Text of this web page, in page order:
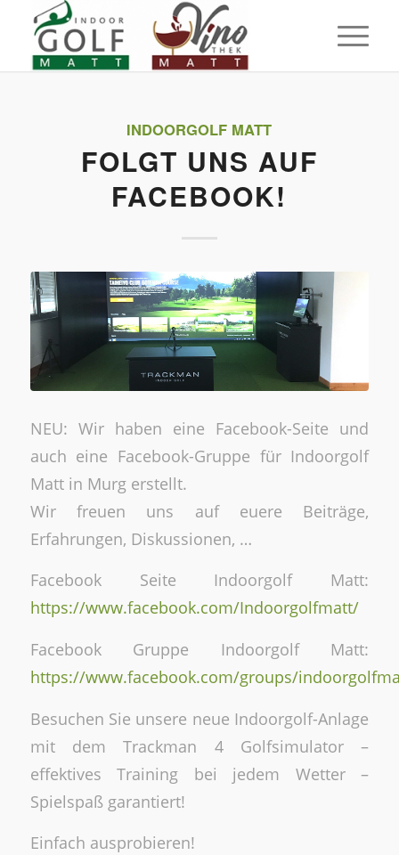
INDOORGOLF MATT
FOLGT UNS AUF
FACEBOOK!
NEU: Wir haben eine Facebook-Seite und
auch eine Facebook-Gruppe für Indoorgolf
Matt in Murg erstellt.
Wir freuen uns auf euere Beiträge,
Erfahrungen, Diskussionen, …
Facebook Seite Indoorgolf Matt:
https://www.facebook.com/Indoorgolfmatt/
Facebook Gruppe Indoorgolf Matt:
https://www.facebook.com/groups/
Besuchen Sie unsere neue Indoorgolf-Anlage
mit dem Trackman 4 Golfsimulator –
effektives Training bei jedem Wetter –
Spielspaß garantiert!
Einfach ausprobieren!